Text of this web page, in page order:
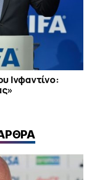
Ινφαντίνο: